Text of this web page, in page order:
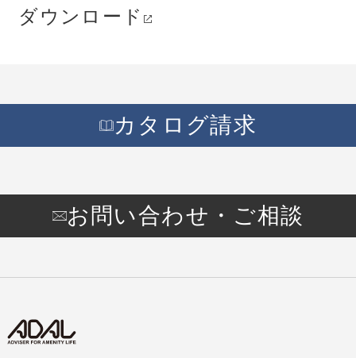
ダウンロード
カタログ請求
お問い合わせ・ご相談